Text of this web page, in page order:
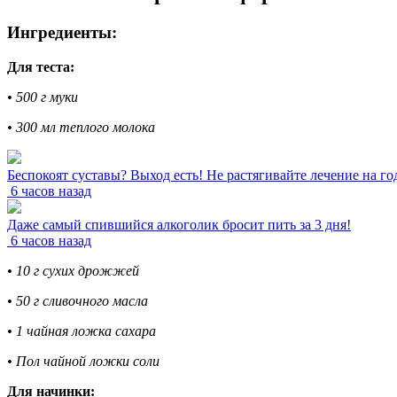
Ингредиенты:
Для теста:
• 500 г муки
• 300 мл теплого молока
Беспокоят суставы? Выход есть! Не растягивайте лечение на
6 часов назад
Даже самый спившийся алкоголик бросит пить за 3 дня!
6 часов назад
• 10 г сухих дрожжей
• 50 г сливочного масла
• 1 чайная ложка сахара
• Пол чайной ложки соли
Для начинки: